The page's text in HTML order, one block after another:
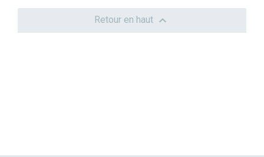
Retour en haut 